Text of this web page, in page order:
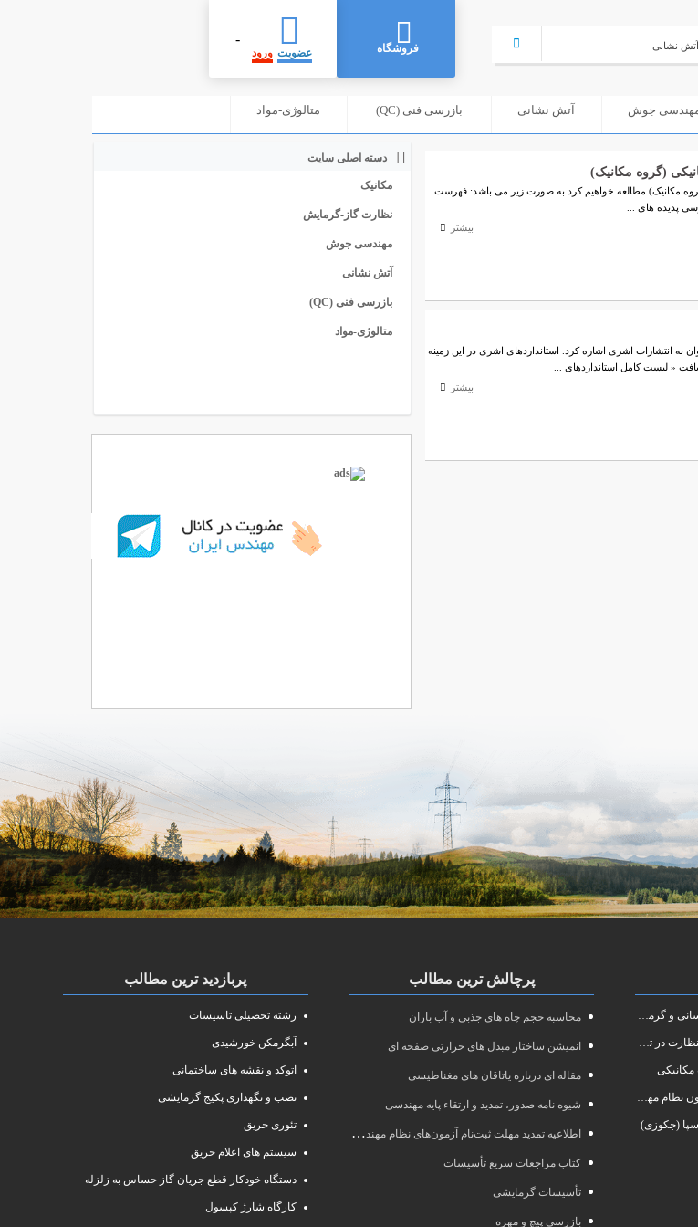
فروشگاه عضویت
-
ورود
جوش آتش نشانی بازرسی فنی (QC) متالوژی-مواد
(گروه مکانیک)
مکانیک) مطالعه خواهیم کرد به صورت زیر می باشد: فهرست
بیشتر
به انتشارات اشری اشاره کرد. استانداردهای اشری در این زمینه
« لیست کامل استانداردهای ...
بیشتر
دسته اصلی سایت
مکانیک
نظارت گاز-گرمایش
مهندسی جوش
آتش نشانی
بازرسی فنی (QC)
متالوژی-مواد
رادیاتور
مکانیکی
مکانیکی ساختمان
(جکوزی)
پرچالش ترین مطالب
محاسبه حجم چاه های جذبی و آب باران
انمیشن ساختار مبدل های حرارتی صفحه ای
مقاله ای درباره یاتاقان های مغناطیسی
شیوه نامه صدور، تمدید و ارتقاء پایه مهندسی
اطلاعیه تمدید مهلت ثبت‌نام آزمون‌های نظام مهندسی سال ۱۴۰۱
کتاب مراجعات سریع تأسیسات
تأسیسات گرمایشی
بازرسی پیچ و مهره
پربازدید ترین مطالب
رشته تحصیلی تاسیسات
آبگرمکن خورشیدی
اتوکد و نقشه های ساختمانی
نصب و نگهداری پکیج گرمایشی
تئوری حریق
سیستم های اعلام حریق
دستگاه خودکار قطع جریان گاز حساس به زلزله
کارگاه شارژ کپسول